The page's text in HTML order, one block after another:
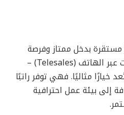
بدخل ممتاز وفرصة
للترقية، فإن وظيفة مبيعات عبر الهاتف (Telesales) –
خيارًا مثاليًا. فهي توفر راتبًا
إلى بيئة عمل احترافية